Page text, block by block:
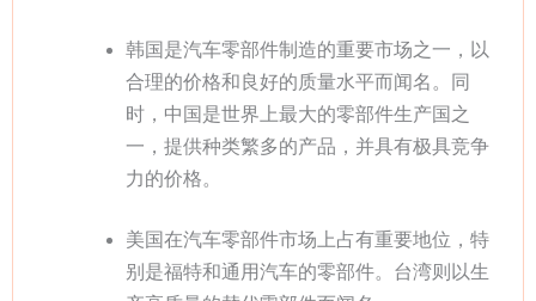
韩国是汽车零部件制造的重要市场之一，以
合理的价格和良好的质量水平而闻名。同
时，中国是世界上最大的零部件生产国之
一，提供种类繁多的产品，并具有极具竞争
力的价格。
美国在汽车零部件市场上占有重要地位，特
别是福特和通用汽车的零部件。台湾则以生